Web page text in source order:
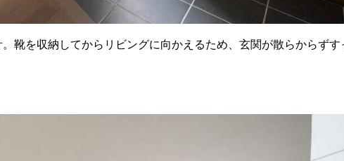
靴を収納してからリビングに向かえるため、玄関が散らからずす